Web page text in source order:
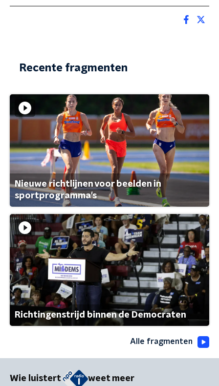
Recente fragmenten
Nieuwe richtlijnen voor beelden in
sportprogramma's
Richtingenstrijd binnen de Democraten
Alle fragmenten
Wie luistert weet meer